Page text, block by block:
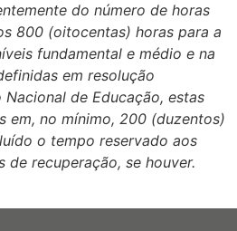
do número de horas
800 (oitocentas) horas para a
fundamental e médio e na
em resolução
de Educação, estas
em, no mínimo, 200 (duzentos)
o tempo reservado aos
de recuperação, se houver.